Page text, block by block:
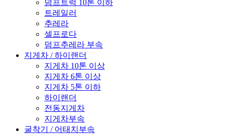
덤프트럭 10톤 이하
트레일러
추레라
셀프로다
덤프추레라 부속
지게차 / 하이랜더
지게차 10톤 이상
지게차 6톤 이상
지게차 5톤 이하
하이랜더
전동지게차
지게차부속
굴착기 / 어태치부속